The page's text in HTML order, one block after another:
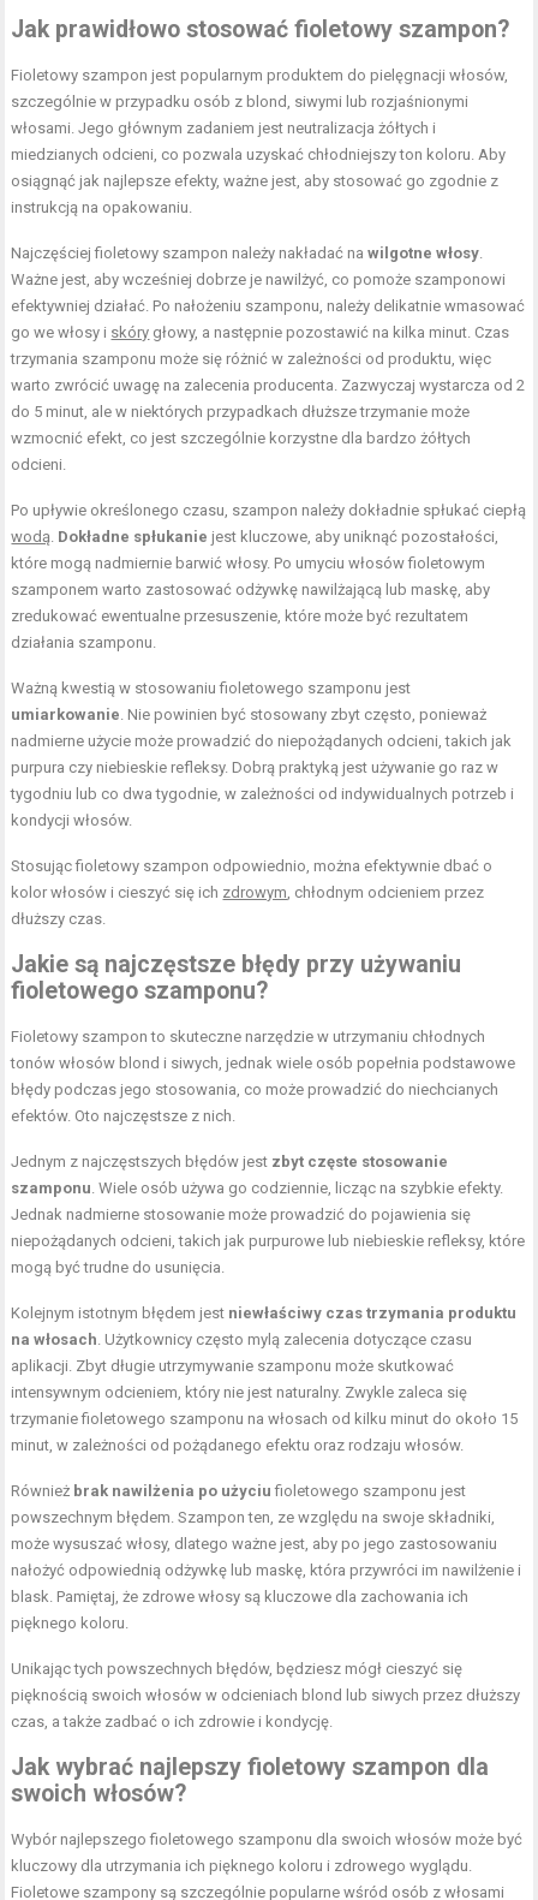
Jak prawidłowo stosować fioletowy szampon?
Fioletowy szampon jest popularnym produktem do pielęgnacji włosów,
szczególnie w przypadku osób z blond, siwymi lub rozjaśnionymi
włosami. Jego głównym zadaniem jest neutralizacja żółtych i
miedzianych odcieni, co pozwala uzyskać chłodniejszy ton koloru. Aby
osiągnąć jak najlepsze efekty, ważne jest, aby stosować go zgodnie z
instrukcją na opakowaniu.
Najczęściej fioletowy szampon należy nakładać nawilgotne włosy.
Ważne jest, aby wcześniej dobrze je nawilżyć, co pomoże szamponowi
efektywniej działać. Po nałożeniu szamponu, należy delikatnie wmasować
go we włosy i skóry głowy, a następnie pozostawić na kilka minut. Czas
trzymania szamponu może się różnić w zależności od produktu, więc
warto zwrócić uwagę na zalecenia producenta. Zazwyczaj wystarcza od 2
do 5 minut, ale w niektórych przypadkach dłuższe trzymanie może
wzmocnić efekt, co jest szczególnie korzystne dla bardzo żółtych
odcieni.
Po upływie określonego czasu, szampon należy dokładnie spłukać ciepłą
wodą. Dokładne spłukanie jest kluczowe, aby uniknąć pozostałości,
które mogą nadmiernie barwić włosy. Po umyciu włosów fioletowym
szamponem warto zastosować odżywkę nawilżającą lub maskę, aby
zredukować ewentualne przesuszenie, które może być rezultatem
działania szamponu.
Ważną kwestią w stosowaniu fioletowego szamponu jest
umiarkowanie. Nie powinien być stosowany zbyt często, ponieważ
nadmierne użycie może prowadzić do niepożądanych odcieni, takich jak
purpura czy niebieskie refleksy. Dobrą praktyką jest używanie go raz w
tygodniu lub co dwa tygodnie, w zależności od indywidualnych potrzeb i
kondycji włosów.
Stosując fioletowy szampon odpowiednio, można efektywnie dbać o
kolor włosów i cieszyć się ich zdrowym, chłodnym odcieniem przez
dłuższy czas.
Jakie są najczęstsze błędy przy używaniu
fioletowego szamponu?
Fioletowy szampon to skuteczne narzędzie w utrzymaniu chłodnych
tonów włosów blond i siwych, jednak wiele osób popełnia podstawowe
błędy podczas jego stosowania, co może prowadzić do niechcianych
efektów. Oto najczęstsze z nich.
Jednym z najczęstszych błędów jest zbyt częste stosowanie
szamponu. Wiele osób używa go codziennie, licząc na szybkie efekty.
Jednak nadmierne stosowanie może prowadzić do pojawienia się
niepożądanych odcieni, takich jak purpurowe lub niebieskie refleksy, które
mogą być trudne do usunięcia.
Kolejnym istotnym błędem jest niewłaściwy czas trzymania produktu
na włosach. Użytkownicy często mylą zalecenia dotyczące czasu
aplikacji. Zbyt długie utrzymywanie szamponu może skutkować
intensywnym odcieniem, który nie jest naturalny. Zwykle zaleca się
trzymanie fioletowego szamponu na włosach od kilku minut do około 15
minut, w zależności od pożądanego efektu oraz rodzaju włosów.
Również brak nawilżenia po użyciu fioletowego szamponu jest
powszechnym błędem. Szampon ten, ze względu na swoje składniki,
może wysuszać włosy, dlatego ważne jest, aby po jego zastosowaniu
nałożyć odpowiednią odżywkę lub maskę, która przywróci im nawilżenie i
blask. Pamiętaj, że zdrowe włosy są kluczowe dla zachowania ich
pięknego koloru.
Unikając tych powszechnych błędów, będziesz mógł cieszyć się
pięknością swoich włosów w odcieniach blond lub siwych przez dłuższy
czas, a także zadbać o ich zdrowie i kondycję.
Jak wybrać najlepszy fioletowy szampon dla
swoich włosów?
Wybór najlepszego fioletowego szamponu dla swoich włosów może być
kluczowy dla utrzymania ich pięknego koloru i zdrowego wyglądu.
Fioletowe szampony są szczególnie popularne wśród osób z włosami